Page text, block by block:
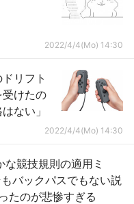
2022/4/4(Mo) 14:30
リフト
けたの
ない」
2022/4/4(Mo) 14:30
競技規則の適用ミ
ったのが悲惨すぎる